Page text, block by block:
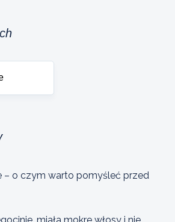
– o czym warto pomyśleć przed